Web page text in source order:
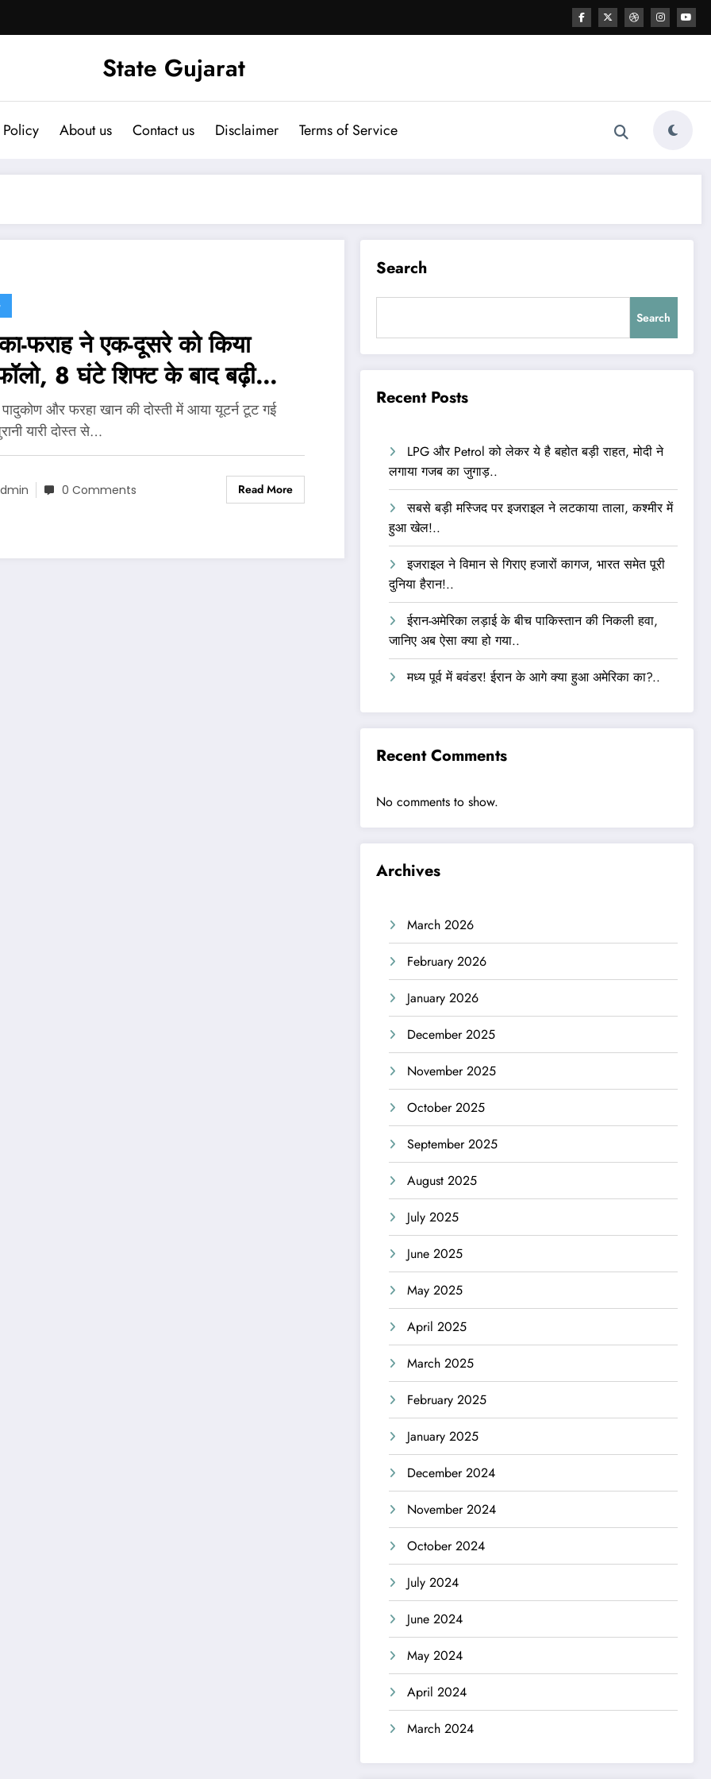
State Gujarat
About us Contact us Disclaimer Terms of Service
फराह ने एक-दूसरे को किया
8 घंटे शिफ्ट के बाद बढ़ी
पादुकोण और फरहा खान की दोस्ती में आया यूटर्न टूट गई
यारी दोस्त से…
0 Comments Read More
Search
Search
Recent Posts
LPG और Petrol को लेकर ये है बहोत बड़ी राहत, मोदी ने
लगाया गजब का जुगाड़..
सबसे बड़ी मस्जिद पर इजराइल ने लटकाया ताला, कश्मीर में
हुआ खेल!..
इजराइल ने विमान से गिराए हजारों कागज, भारत समेत पूरी
दुनिया हैरान!..
ईरान-अमेरिका लड़ाई के बीच पाकिस्तान की निकली हवा,
जानिए अब ऐसा क्या हो गया..
मध्य पूर्व में बवंडर! ईरान के आगे क्या हुआ अमेरिका का?..
Recent Comments
No comments to show.
Archives
March 2026
February 2026
January 2026
December 2025
November 2025
October 2025
September 2025
August 2025
July 2025
June 2025
May 2025
April 2025
March 2025
February 2025
January 2025
December 2024
November 2024
October 2024
July 2024
June 2024
May 2024
April 2024
March 2024